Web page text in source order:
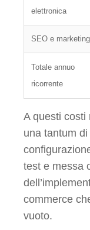
elettronica
SEO e marketing
Totale annuo
ricorrente
A questi costi
una tantum di
test e messa
commerce
vuoto.